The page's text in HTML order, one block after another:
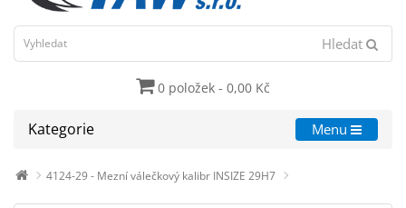
Hledat
0 položek - 0,00 Kč
Kategorie Menu
4124-29 - Mezní válečkový kalibr INSIZE 29H7